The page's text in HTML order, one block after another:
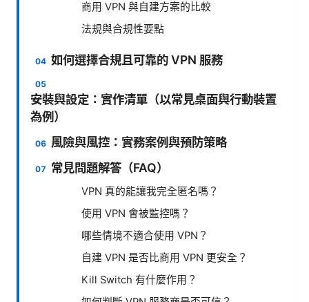
商用 VPN 與自建方案的比較
法規與合規性要點
如何選擇合規且可靠的 VPN 服務
安裝與設定：實作清單（以常見桌面與行動裝置
為例）
風險與風控：實務案例與預防策略
常見問題解答（FAQ）
VPN 真的能讓我完全匿名嗎？
使用 VPN 會被監控嗎？
哪些情境不適合使用 VPN？
自建 VPN 是否比商用 VPN 更安全？
Kill Switch 有什麼作用？